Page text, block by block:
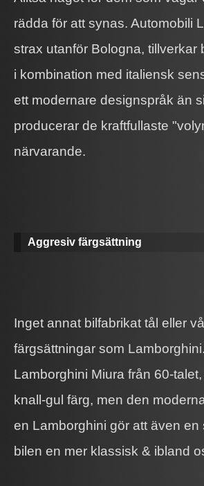
rädda för att synas. Automobili
strax utanför Bologna, tillverkar
i kombination med italiensk
ett modernare designspråk än
producerar de kraftfullaste
närvarande.
Aggresiv färgsättning
Inget annat bilfabrikat tål eller
färgsättningar som
Lamborghini Miura från 60-
knall-gul färg, men den
en Lamborghini gör att även
bilen en mer klassisk & ibland